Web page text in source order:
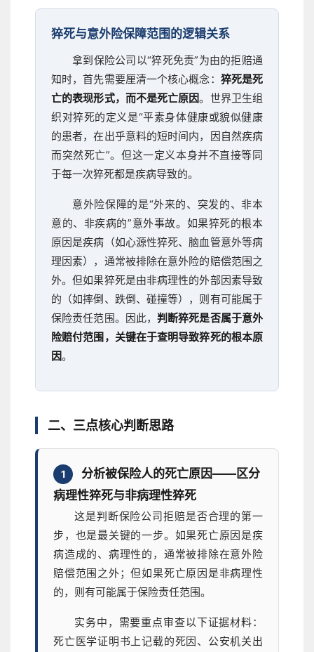
猝死与意外险保障范围的逻辑关系
拿到保险公司以“猝死免责”为由的拒赔通
知时，首先需要厘清一个核心概念： 猝死是死
亡的表现形式，而不是死亡原因。世界卫生组
织对猝死的定义是“平素身体健康或貌似健康
的患者，在出乎意料的短时间内，因自然疾病
而突然死亡”。但这一定义本身并不直接等同
于每一次猝死都是疾病导致的。
意外险保障的是“外来的、突发的、非本
意的、非疾病的”意外事故。如果猝死的根本
原因是疾病（如心源性猝死、脑血管意外等病
理因素），通常被排除在意外险的赔偿范围之
外。但如果猝死是由非病理性的外部因素导致
的（如摔倒、跌倒、碰撞等），则有可能属于
保险责任范围。因此，判断猝死是否属于意外
险赔付范围，关键在于查明导致猝死的根本原
因。
二、三点核心判断思路
1
分析被保险人的死亡原因——区分
病理性猝死与非病理性猝死
这是判断保险公司拒赔是否合理的第一
步，也是最关键的一步。如果死亡原因是疾
病造成的、病理性的，通常被排除在意外险
赔偿范围之外；但如果死亡原因是非病理性
的，则有可能属于保险责任范围。
实务中，需要重点审查以下证据材料：
死亡医学证明书上记载的死因、公安机关出